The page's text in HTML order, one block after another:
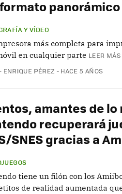
panorámico
Y VÍDEO
más completa para
en cualquier parte LEER MÁS
ENRIQUE PÉREZ HACE 5 AÑOS
amantes de lo
recuperará
SNES gracias a
tiene un filón con los
de realidad aumentada